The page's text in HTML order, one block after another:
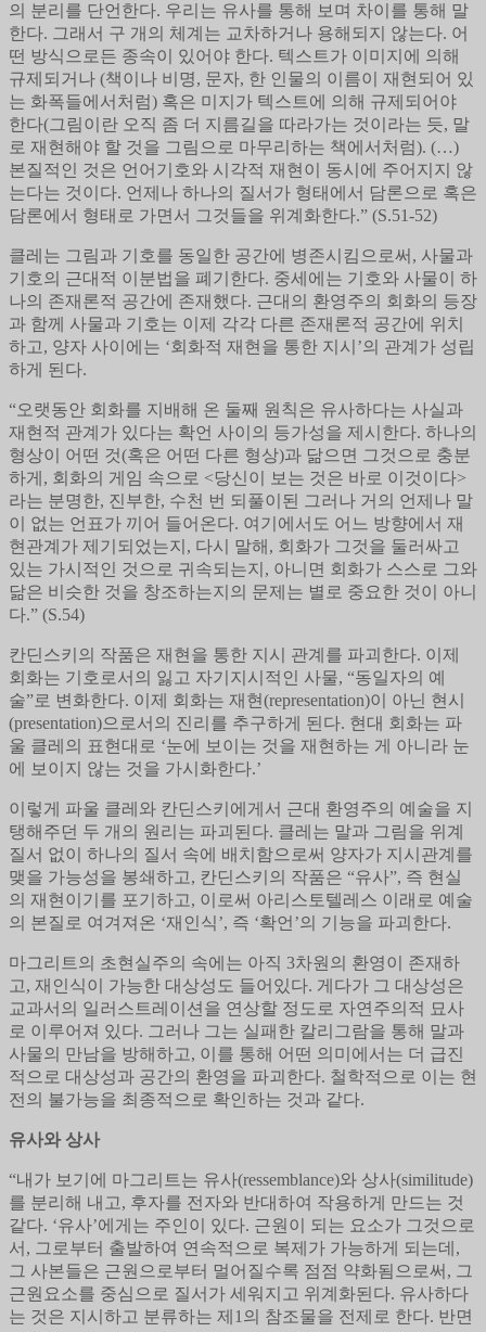
의 분리를 단언한다. 우리는 유사를 통해 보며 차이를 통해 말
한다. 그래서 구 개의 체계는 교차하거나 용해되지 않는다. 어
떤 방식으로든 종속이 있어야 한다. 텍스트가 이미지에 의해
규제되거나 (책이나 비명, 문자, 한 인물의 이름이 재현되어 있
는 화폭들에서처럼) 혹은 미지가 텍스트에 의해 규제되어야
한다(그림이란 오직 좀 더 지름길을 따라가는 것이라는 듯, 말
로 재현해야 할 것을 그림으로 마무리하는 책에서처럼). (…)
본질적인 것은 언어기호와 시각적 재현이 동시에 주어지지 않
는다는 것이다. 언제나 하나의 질서가 형태에서 담론으로 혹은
담론에서 형태로 가면서 그것들을 위계화한다.” (S.51-52)
클레는 그림과 기호를 동일한 공간에 병존시킴으로써, 사물과
기호의 근대적 이분법을 폐기한다. 중세에는 기호와 사물이 하
나의 존재론적 공간에 존재했다. 근대의 환영주의 회화의 등장
과 함께 사물과 기호는 이제 각각 다른 존재론적 공간에 위치
하고, 양자 사이에는 ‘회화적 재현을 통한 지시’의 관계가 성립
하게 된다.
“오랫동안 회화를 지배해 온 둘째 원칙은 유사하다는 사실과
재현적 관계가 있다는 확언 사이의 등가성을 제시한다. 하나의
형상이 어떤 것(혹은 어떤 다른 형상)과 닮으면 그것으로 충분
하게, 회화의 게임 속으로 <당신이 보는 것은 바로 이것이다>
라는 분명한, 진부한, 수천 번 되풀이된 그러나 거의 언제나 말
이 없는 언표가 끼어 들어온다. 여기에서도 어느 방향에서 재
현관계가 제기되었는지, 다시 말해, 회화가 그것을 둘러싸고
있는 가시적인 것으로 귀속되는지, 아니면 회화가 스스로 그와
닮은 비슷한 것을 창조하는지의 문제는 별로 중요한 것이 아니
다.” (S.54)
칸딘스키의 작품은 재현을 통한 지시 관계를 파괴한다. 이제
회화는 기호로서의 잃고 자기지시적인 사물, “동일자의 예
술”로 변화한다. 이제 회화는 재현(representation)이 아닌 현시
(presentation)으로서의 진리를 추구하게 된다. 현대 회화는 파
울 클레의 표현대로 ‘눈에 보이는 것을 재현하는 게 아니라 눈
에 보이지 않는 것을 가시화한다.’
이렇게 파울 클레와 칸딘스키에게서 근대 환영주의 예술을 지
탱해주던 두 개의 원리는 파괴된다. 클레는 말과 그림을 위계
질서 없이 하나의 질서 속에 배치함으로써 양자가 지시관계를
맺을 가능성을 봉쇄하고, 칸딘스키의 작품은 “유사”, 즉 현실
의 재현이기를 포기하고, 이로써 아리스토텔레스 이래로 예술
의 본질로 여겨져온 ‘재인식’, 즉 ‘확언’의 기능을 파괴한다.
마그리트의 초현실주의 속에는 아직 3차원의 환영이 존재하
고, 재인식이 가능한 대상성도 들어있다. 게다가 그 대상성은
교과서의 일러스트레이션을 연상할 정도로 자연주의적 묘사
로 이루어져 있다. 그러나 그는 실패한 칼리그람을 통해 말과
사물의 만남을 방해하고, 이를 통해 어떤 의미에서는 더 급진
적으로 대상성과 공간의 환영을 파괴한다. 철학적으로 이는 현
전의 불가능을 최종적으로 확인하는 것과 같다.
유사와 상사
“내가 보기에 마그리트는 유사(ressemblance)와 상사(similitude)
를 분리해 내고, 후자를 전자와 반대하여 작용하게 만드는 것
같다. ‘유사’에게는 주인이 있다. 근원이 되는 요소가 그것으로
서, 그로부터 출발하여 연속적으로 복제가 가능하게 되는데,
그 사본들은 근원으로부터 멀어질수록 점점 약화됨으로써, 그
근원요소를 중심으로 질서가 세워지고 위계화된다. 유사하다
는 것은 지시하고 분류하는 제1의 참조물을 전제로 한다. 반면